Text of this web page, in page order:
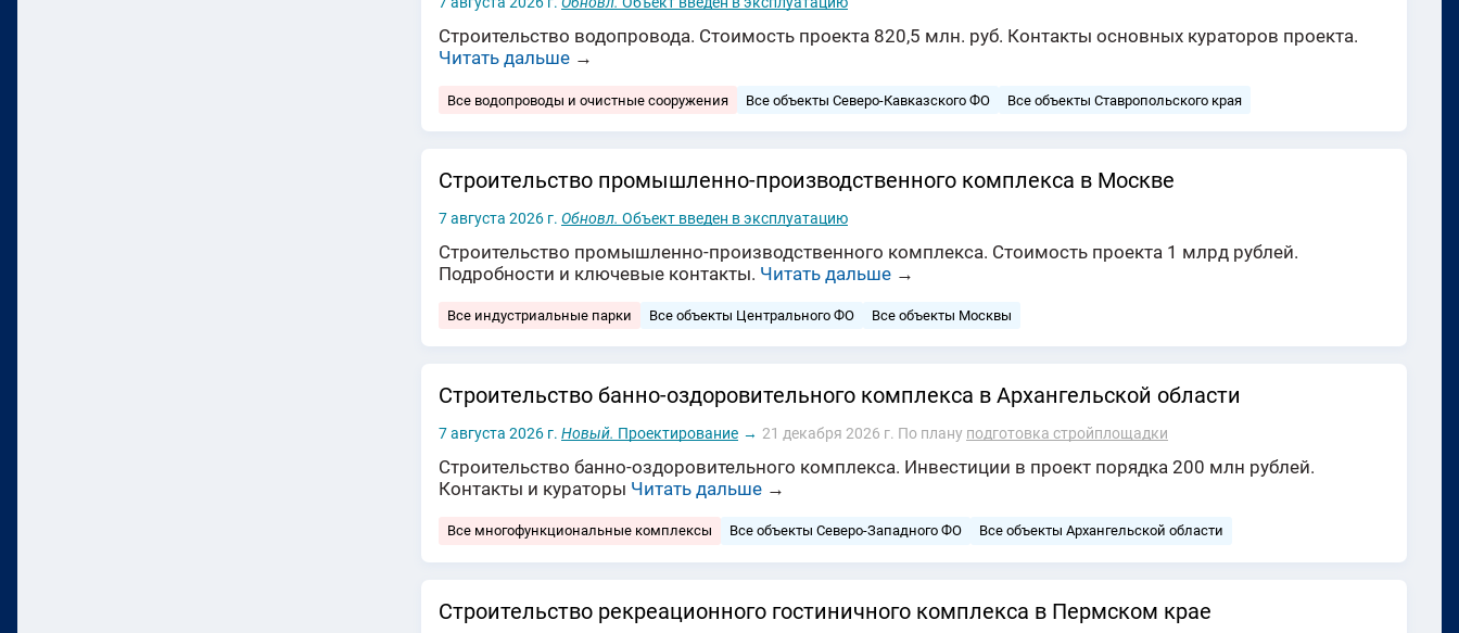
Строительство водопровода. Стоимость проекта 820,5 млн. руб. Контакты основных кураторов проекта.
Читать дальше →
Все водопроводы и очистные сооружения Все объекты Северо-Кавказского ФО Все объекты Ставропольского края
Строительство промышленно-производственного комплекса в Москве
7 августа 2026 г. Обновл. Объект введен в эксплуатацию
Строительство промышленно-производственного комплекса. Стоимость проекта 1 млрд рублей.
Подробности и ключевые контакты. Читать дальше →
Все индустриальные парки Все объекты Центрального ФО Все объекты Москвы
Строительство банно‑оздоровительного комплекса в Архангельской области
7 августа 2026 г. Новый. Проектирование → 21 декабря 2026 г. По плану подготовка стройплощадки
Строительство банно‑оздоровительного комплекса. Инвестиции в проект порядка 200 млн рублей.
Контакты и кураторы Читать дальше →
Все многофункциональные комплексы Все объекты Северо-Западного ФО Все объекты Архангельской области
Строительство рекреационного гостиничного комплекса в Пермском крае